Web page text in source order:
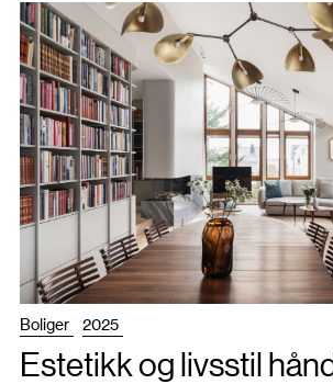
Boliger 2025
Estetikk og livsstil